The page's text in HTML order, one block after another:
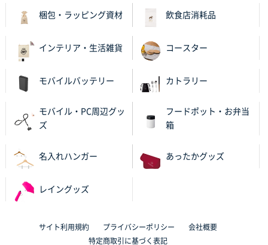
不織布スクエアトート(A4サイズ)
2025年10月28日 17:10
ワンポイントポリ袋 A4サイズ
1000枚
サイトが見やすい
ワンポイントポリ袋 A4サイズ
サイト構成が解りやすかったから
ブックメモ付箋
200枚
2025年10月16日 10:30
梱包・ラッピング資材 飲食店消耗品
インテリア・生活雑貨 コースター
モバイルバッテリー カトラリー
モバイル・PC周辺グッ
ズ
フードポット・お弁当
箱
名入れハンガー あったかグッズ
レイングッズ
サイト利用規約 プライバシーポリシー
会社概要
特定商取引に基づく表記